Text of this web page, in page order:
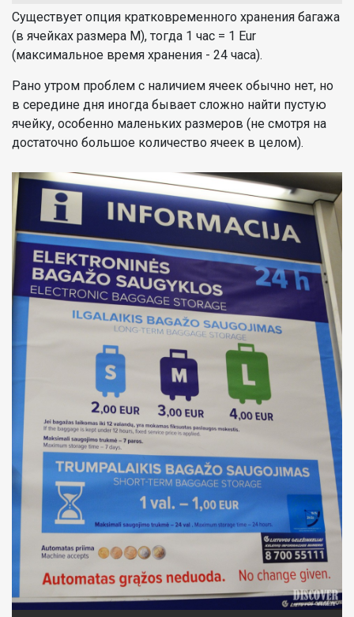
Существует опция кратковременного хранения багажа
(в ячейках размера M), тогда 1 час = 1 Eur
(максимальное время хранения - 24 часа).
Рано утром проблем с наличием ячеек обычно нет, но
в середине дня иногда бывает сложно найти пустую
ячейку, особенно маленьких размеров (не смотря на
достаточно большое количество ячеек в целом).